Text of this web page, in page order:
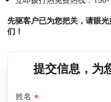
先驱客户已为您把关，请眼
们！
提交信息，为
姓名